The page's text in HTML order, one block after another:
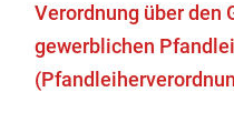
Verordnung über den
gewerblichen